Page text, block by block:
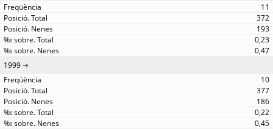
11
372
193
0,23
0,47
1999
10
377
186
0,22
0,45